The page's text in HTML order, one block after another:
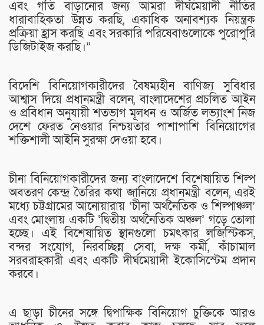
এবং গতি বাড়ানোর জন্য আমরা দীর্ঘমেয়াদী নীতির
ধারাবাহিকতা উন্নত করছি, একাধিক অনাবশ্যক নিয়ন্ত্রক
প্রক্রিয়া হ্রাস করছি এবং সরকারি পরিষেবাগুলোকে পুরোপুরি
ডিজিটাইজ করছি।”
বিদেশি বিনিয়োগকারীদের বৈষম্যহীন বাণিজ্য সুবিধার
আশ্বাস দিয়ে প্রধানমন্ত্রী বলেন, বাংলাদেশের প্রচলিত আইন
ও প্রবিধান অনুযায়ী শতভাগ মূলধন ও অর্জিত লভ্যাংশ নিজ
দেশে ফেরত নেওয়ার নিশ্চয়তার পাশাপাশি বিনিয়োগের
শক্তিশালী আইনি সুরক্ষা দেওয়া হবে।
চীনা বিনিয়োগকারীদের জন্য বাংলাদেশে বিশেষায়িত শিল্প
অবতরণ কেন্দ্র তৈরির কথা জানিয়ে প্রধানমন্ত্রী বলেন, এরই
মধ্যে চট্টগ্রামের আনোয়ারায় ‘চীনা অর্থনৈতিক ও শিল্পাঞ্চল’
এবং মোংলায় একটি ‘দ্বিতীয় অর্থনৈতিক অঞ্চল’ গড়ে তোলা
হচ্ছে। এই বিশেষায়িত স্থানগুলো চমৎকার লজিস্টিকস,
বন্দর সংযোগ, নিরবচ্ছিন্ন সেবা, দক্ষ কর্মী, কাঁচামাল
সরবরাহকারী এবং একটি দীর্ঘমেয়াদী ইকোসিস্টেম প্রদান
করবে।
এ ছাড়া চীনের সঙ্গে দ্বিপাক্ষিক বিনিয়োগ চুক্তিকে আরও